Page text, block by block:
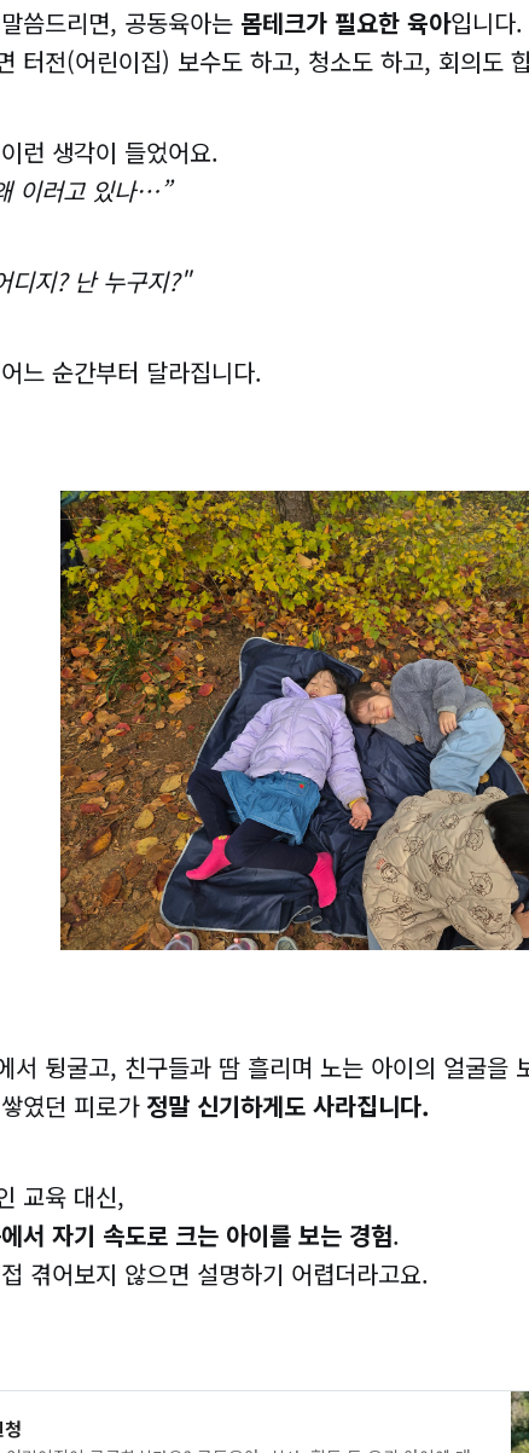
씀드리면, 공동육아는 몸테크가 필요한 육아입니다.
터전(어린이집) 보수도 하고, 청소도 하고, 회의도
런 생각이 들었어요.
이러고 있나…”
디지? 난 누구지?"
느 순간부터 달라집니다.
서 뒹굴고, 친구들과 땀 흘리며 노는 아이의 얼굴을
였던 피로가 정말 신기하게도 사라집니다.
교육 대신,
서 자기 속도로 크는 아이를 보는 경험.
겪어보지 않으면 설명하기 어렵더라고요.